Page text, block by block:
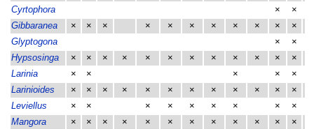
Cyrtophora
×
×
Gibbaranea
× × × × × × × × × × ×
Glyptogona
×
×
Hypsosinga
× × × × × × × × × × × ×
Larinia
× × × × ×
Larinioides
× × × × × × × × × × × ×
Leviellus
× × × × × × × ×
×
Mangora
× × × × × × × × × × × ×